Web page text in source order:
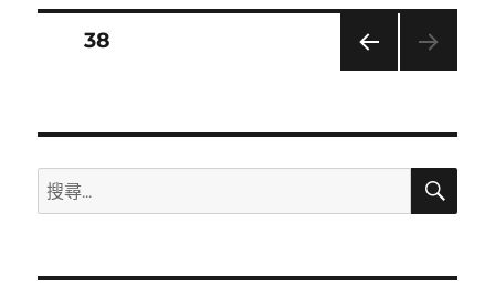
暴〉
導
覽
頁次38
搜
尋
鍵
搜